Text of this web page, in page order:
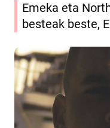
Emeka eta
besteak beste,